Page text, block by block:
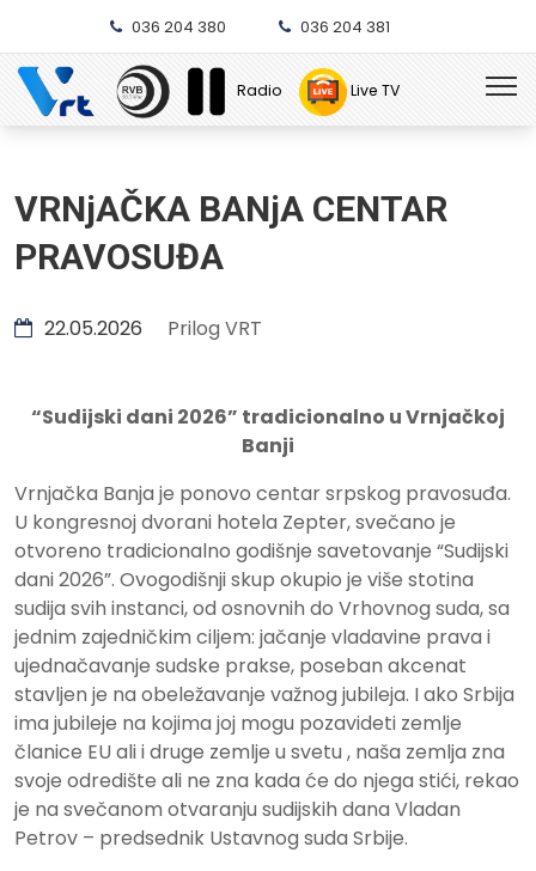
036 204 380 036 204 381
Radio Live TV
VRNjAČKA BANjA CENTAR
PRAVOSUĐA
22.05.2026 Prilog VRT
“Sudijski dani 2026” tradicionalno u Vrnjačkoj
Banji
Vrnjačka Banja je ponovo centar srpskog pravosuđa.
U kongresnoj dvorani hotela Zepter, svečano je
otvoreno tradicionalno godišnje savetovanje “Sudijski
dani 2026”. Ovogodišnji skup okupio je više stotina
sudija svih instanci, od osnovnih do Vrhovnog suda, sa
jednim zajedničkim ciljem: jačanje vladavine prava i
ujednačavanje sudske prakse, poseban akcenat
stavljen je na obeležavanje važnog jubileja. I ako Srbija
ima jubileje na kojima joj mogu pozavideti zemlje
članice EU ali i druge zemlje u svetu , naša zemlja zna
svoje odredište ali ne zna kada će do njega stići, rekao
je na svečanom otvaranju sudijskih dana Vladan
Petrov – predsednik Ustavnog suda Srbije.